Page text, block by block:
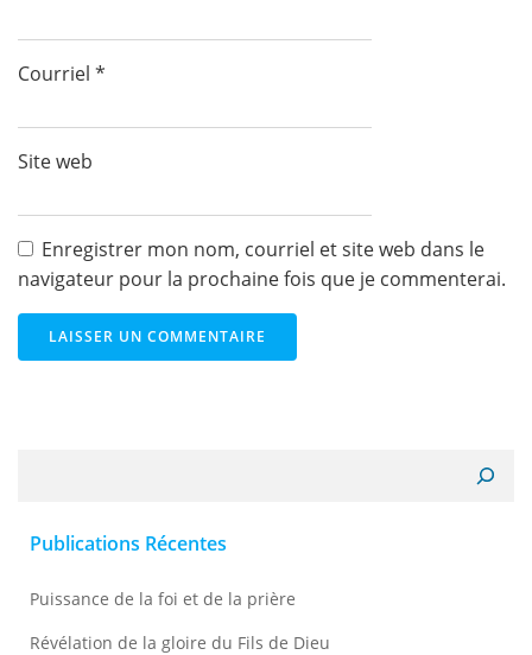
Courriel *
Site web
Enregistrer mon nom, courriel et site web dans le
navigateur pour la prochaine fois que je commenterai.
Publications Récentes
Puissance de la foi et de la prière
Révélation de la gloire du Fils de Dieu